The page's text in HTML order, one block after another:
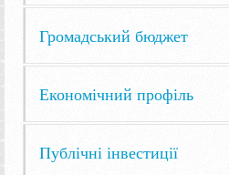
Громадський бюджет
Економічний профіль
Публічні інвестиції